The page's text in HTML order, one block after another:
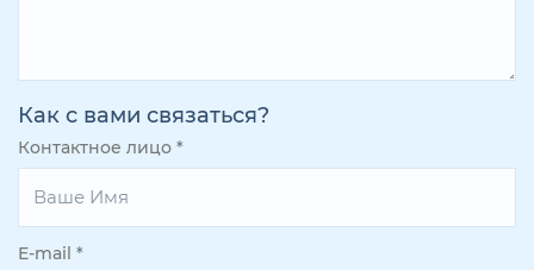
Как с вами связаться?
Контактное лицо *
E-mail *